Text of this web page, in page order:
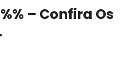
– Confira Os